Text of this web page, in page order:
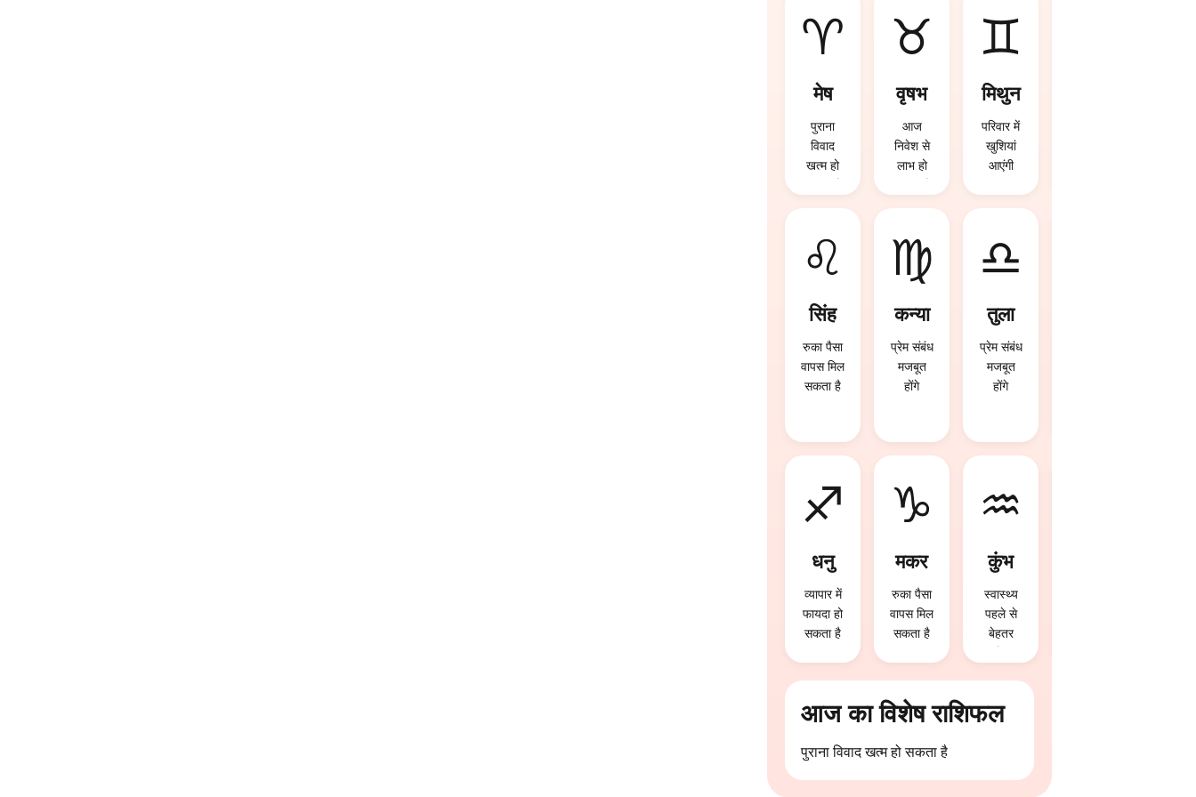
♈
मेष
पुराना
विवाद
खत्म हो
♉
वृषभ
आज
निवेश से
लाभ हो
♊
मिथुन
परिवार में
खुशियां
आएंगी
♌
सिंह
रुका पैसा
वापस मिल
सकता है
♍
कन्या
प्रेम संबंध
मजबूत
होंगे
♎
तुला
प्रेम संबंध
मजबूत
होंगे
♐
धनु
व्यापार में
फायदा हो
सकता है
♑
मकर
रुका पैसा
वापस मिल
सकता है
♒
कुंभ
स्वास्थ्य
पहले से
बेहतर
आज का विशेष राशिफल
पुराना विवाद खत्म हो सकता है